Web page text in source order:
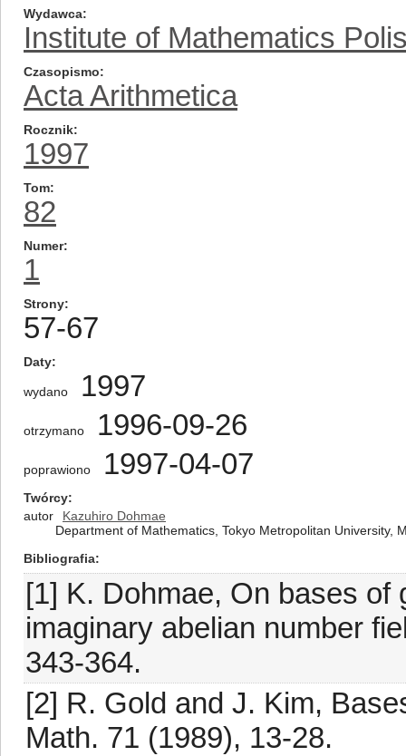
Wydawca
Institute of Mathematics
Czasopismo
Acta Arithmetica
Rocznik
1997
Tom
82
Numer
1
Strony
57-67
Daty
wydano 1997
otrzymano 1996-09-26
poprawiono 1997-04-07
Twórcy
autor
Kazuhiro Dohmae
Department of Mathematics, Tokyo Metropolitan University,
Bibliografia
[1] K. Dohmae, On bases
imaginary abelian number
343-364.
[2] R. Gold and J. Kim,
Math. 71 (1989), 13-28.